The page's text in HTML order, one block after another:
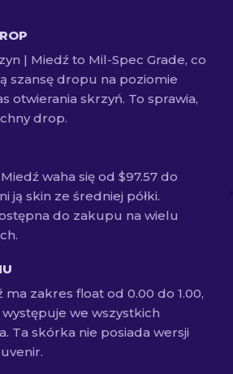
| Miedź to Mil-Spec Grade, co
szansę dropu na poziomie
otwierania skrzyń. To sprawia,
drop.
waha się od $97.57 do
ją skin ze średniej półki.
do zakupu na wielu
zakres float od 0.00 do 1.00,
we wszystkich
Ta skórka nie posiada wersji